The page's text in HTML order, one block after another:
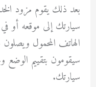
بعد ذلك يقوم مزود
سيارتك إلى موقعه
الهاتف المحمول
سيقومون بتقييم
سيارتك.